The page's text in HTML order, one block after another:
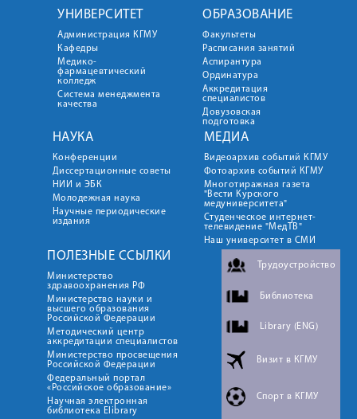
УНИВЕРСИТЕТ
Администрация КГМУ
Кафедры
Медико-
фармацевтический
колледж
Система менеджмента
качества
ОБРАЗОВАНИЕ
Факультеты
Расписания занятий
Аспирантура
Ординатура
Аккредитация
специалистов
Довузовская
подготовка
НАУКА
Конференции
Диссертационные советы
НИИ и ЭБК
Молодежная наука
Научные периодические
издания
МЕДИА
Видеоархив событий КГМУ
Фотоархив событий КГМУ
Многотиражная газета
"Вести Курского
медуниверситета"
Студенческое интернет-
телевидение "МедТВ"
Наш университет в СМИ
ПОЛЕЗНЫЕ ССЫЛКИ
Министерство
здравоохранения РФ
Министерство науки и
высшего образования
Российской Федерации
Методический центр
аккредитации специалистов
Министерство просвещения
Российской Федерации
Федеральный портал
«Российское образование»
Научная электронная
библиотека Elibrary
Трудоустройство
Библиотека
Library (ENG)
Визит в КГМУ
Спорт в КГМУ